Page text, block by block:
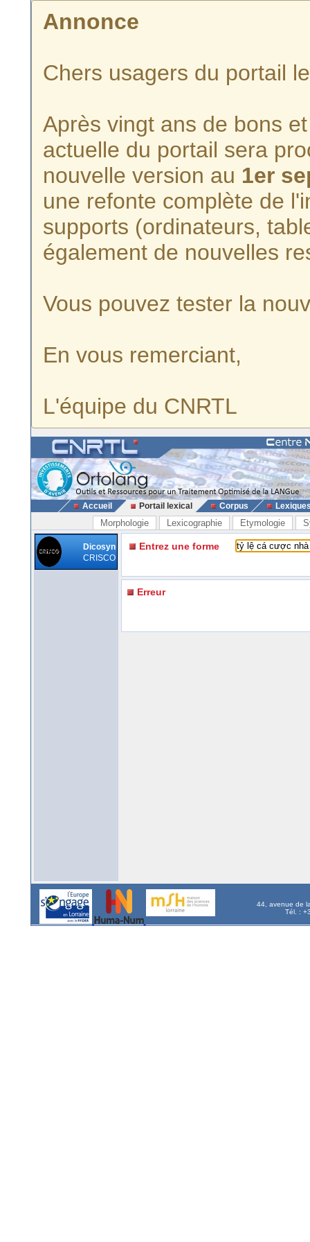
Annonce
Chers usagers du portail
Après vingt ans de bons
actuelle du portail sera
nouvelle version au 1er
une refonte complète de
supports (ordinateurs,
également de nouvelles
Vous pouvez tester la
En vous remerciant,
L'équipe du CNRTL
Accueil Portail lexical Corpus
Morphologie Lexicographie Etymologie
Dicosyn
CRISCO
Entrez une forme
Erreur
44, avenue de
Tél. :